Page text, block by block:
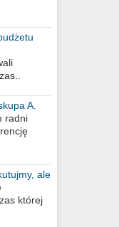
A.
radni
ale
której